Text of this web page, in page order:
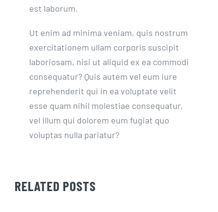
est laborum.
Ut enim ad minima veniam, quis nostrum
exercitationem ullam corporis suscipit
laboriosam, nisi ut aliquid ex ea commodi
consequatur? Quis autem vel eum iure
reprehenderit qui in ea voluptate velit
esse quam nihil molestiae consequatur,
vel illum qui dolorem eum fugiat quo
voluptas nulla pariatur?
RELATED POSTS